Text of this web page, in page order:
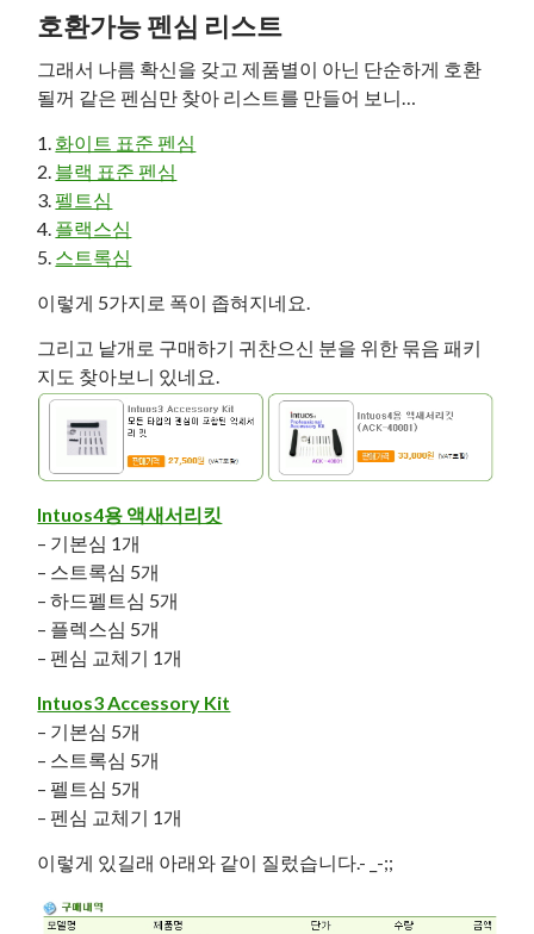
호환가능 펜심 리스트
그래서 나름 확신을 갖고 제품별이 아닌 단순하게 호환
될꺼 같은 펜심만 찾아 리스트를 만들어 보니…
1. 화이트 표준 펜심
2. 블랙 표준 펜심
3.펠트심
4. 플랙스심
5. 스트록심
이렇게 5가지로 폭이 좁혀지네요.
그리고 낱개로 구매하기 귀찬으신 분을 위한 묶음 패키
지도 찾아보니 있네요.
Intuos4용 액새서리킷
– 기본심 1개
– 스트록심 5개
– 하드펠트심 5개
– 플렉스심 5개
– 펜심 교체기 1개
Intuos3 Accessory Kit
– 기본심 5개
– 스트록심 5개
– 펠트심 5개
– 펜심 교체기 1개
이렇게 있길래 아래와 같이 질렀습니다.- _-;;